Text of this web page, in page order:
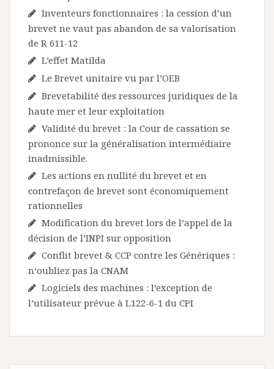
Inventeurs fonctionnaires : la cession d’un
brevet ne vaut pas abandon de sa valorisation
de R 611-12
L’effet Matilda
Le Brevet unitaire vu par l’OEB
Brevetabilité des ressources juridiques de la
haute mer et leur exploitation
Validité du brevet : la Cour de cassation se
prononce sur la généralisation intermédiaire
inadmissible.
Les actions en nullité du brevet et en
contrefaçon de brevet sont économiquement
rationnelles
Modification du brevet lors de l’appel de la
décision de l’INPI sur opposition
Conflit brevet & CCP contre les Génériques :
n‘oubliez pas la CNAM
Logiciels des machines : l’exception de
l’utilisateur prévue à L122-6-1 du CPI